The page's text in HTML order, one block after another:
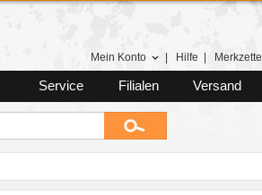
Mein Konto Hilfe Merkzettel
Service Filialen Versand